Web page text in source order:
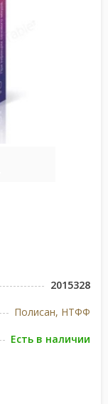
2015328
Полисан, НТФФ
Есть в наличии